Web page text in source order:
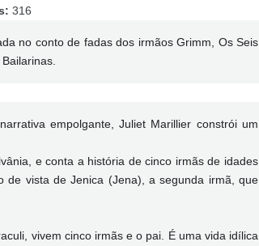
316
no conto de fadas dos irmãos Grimm, Os Seis
empolgante, Juliet Marillier constrói um
e conta a história de cinco irmãs de idades
vista de Jenica (Jena), a segunda irmã, que
vivem cinco irmãs e o pai. É uma vida idílica